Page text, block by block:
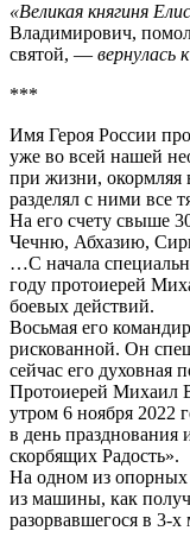
«Великая княгиня
Владимирович,
святой, — вернулась
***
Имя Героя России
уже во всей нашей
при жизни, окормляя
разделял с ними все
На его счету свыше
Чечню, Абхазию,
…С начала
году протоиерей
боевых действий.
Восьмая его
рискованной. Он
сейчас его духовная
Протоиерей Михаил
утром 6 ноября 2022
в день
скорбящих Радость».
На одном из
из машины, как
разорвавшегося в 3-